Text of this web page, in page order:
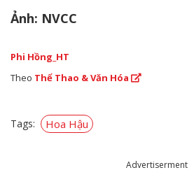
Ảnh: NVCC
Phi Hồng_HT
Theo Thể Thao & Văn Hóa
Tags: Hoa Hậu
Advertiserment